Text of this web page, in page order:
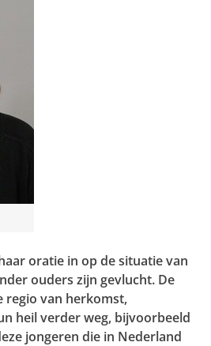
oratie in op de situatie van
ouders zijn gevlucht. De
regio van herkomst,
heil verder weg, bijvoorbeeld
jongeren die in Nederland